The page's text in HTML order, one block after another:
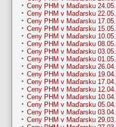
Ceny PHM v Maďarsku 24.05.
Ceny PHM v Maďarsku 22.05.
Ceny PHM v Maďarsku 17.05.
Ceny PHM v Maďarsku 15.05.
Ceny PHM v Maďarsku 10.05.
Ceny PHM v Maďarsku 08.05.
Ceny PHM v Maďarsku 03.05.
Ceny PHM v Maďarsku 01.05.
Ceny PHM v Maďarsku 26.04.
Ceny PHM v Maďarsku 19.04.
Ceny PHM v Maďarsku 17.04.
Ceny PHM v Maďarsku 12.04.
Ceny PHM v Maďarsku 10.04.
Ceny PHM v Maďarsku 05.04.
Ceny PHM v Maďarsku 03.04.
Ceny PHM v Maďarsku 29.03.